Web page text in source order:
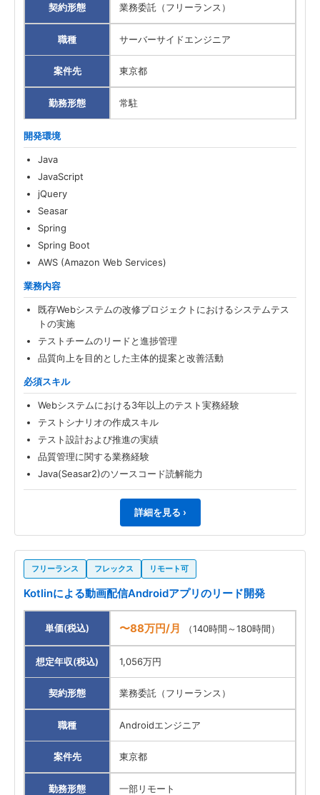
契約形態 業務委託（フリーランス）
職種 サーバーサイドエンジニア
案件先 東京都
勤務形態 常駐
開発環境
Java
JavaScript
jQuery
Seasar
Spring
Spring Boot
AWS (Amazon Web Services)
業務内容
既存Webシステムの改修プロジェクトにおけるシステムテス
トの実施
テストチームのリードと進捗管理
品質向上を目的とした主体的提案と改善活動
必須スキル
Webシステムにおける3年以上のテスト実務経験
テストシナリオの作成スキル
テスト設計および推進の実績
品質管理に関する業務経験
Java(Seasar2)のソースコード読解能力
詳細を見る ›
フリーランス フレックス リモート可
Kotlinによる動画配信Androidアプリのリード開発
単価(税込) 〜88万円/月 （140時間～180時間）
想定年収(税込) 1,056万円
契約形態 業務委託（フリーランス）
職種 Androidエンジニア
案件先 東京都
勤務形態 一部リモート